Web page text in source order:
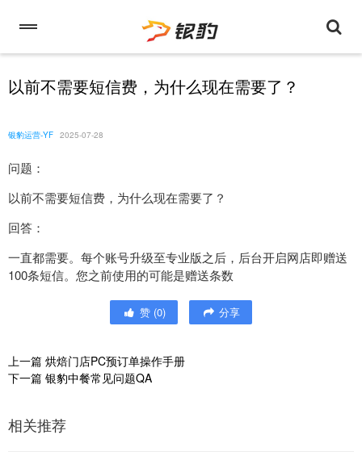
以前不需要短信费，为什么现在需要了？
银豹运营-YF 2025-07-28
问题：
以前不需要短信费，为什么现在需要了？
回答：
一直都需要。每个账号升级至专业版之后，后台开启网店即赠送
100条短信。您之前使用的可能是赠送条数
赞 (0) 分享
上一篇 烘焙门店PC预订单操作手册
下一篇 银豹中餐常见问题QA
相关推荐